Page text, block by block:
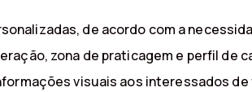
de acordo com a
zona de praticagem e perfil
visuais aos interessados